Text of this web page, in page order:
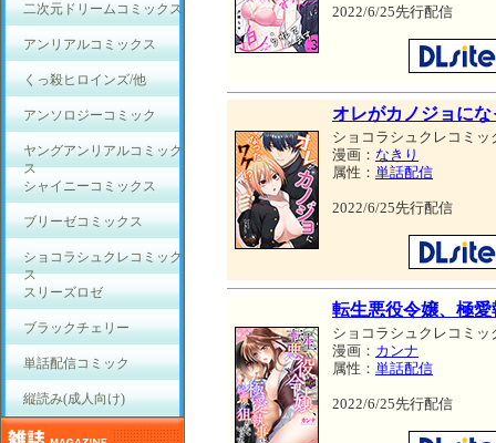
二次元ドリームコミックス
アンリアルコミックス
くっ殺ヒロインズ/他
アンソロジーコミック
ヤングアンリアルコミック
ス
シャイニーコミックス
ブリーゼコミックス
ショコラシュクレコミック
ス
スリーズロゼ
ブラックチェリー
単話配信コミック
縦読み(成人向け)
2022/6/25先行配信
オレがカノジョに
ショコラシュクレコミッ
漫画： なきり
属性： 単話配信
2022/6/25先行配信
転生悪役令嬢、極
ショコラシュクレコミッ
漫画： カンナ
属性： 単話配信
2022/6/25先行配信